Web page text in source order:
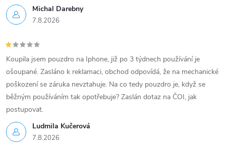
Michal Darebny
7.8.2026
Ludmila Kučerová
7.8.2026
Koupila jsem pouzdro na Iphone, již po 3 týdnech používání je
ošoupané. Zasláno k reklamaci, obchod odpovídá, že na mechanické
poškození se záruka nevztahuje. Na co tedy pouzdro je, když se
běžným používáním tak opotřebuje? Zaslán dotaz na ČOI, jak
postupovat.